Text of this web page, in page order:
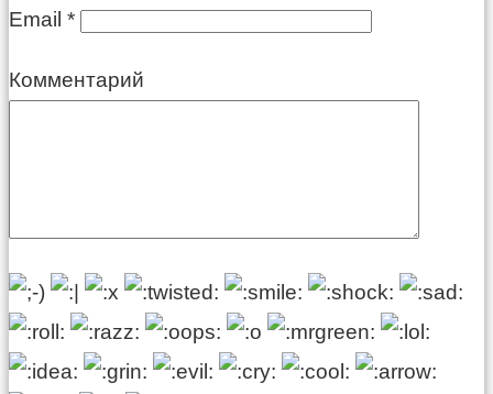
Email *
Комментарий